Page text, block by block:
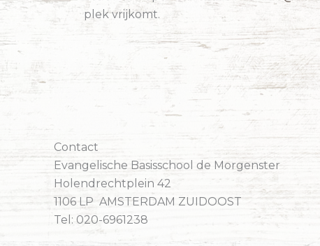
plek vrijkomt.
Contact
Evangelische Basisschool de Morgenster
Holendrechtplein 42
1106 LP AMSTERDAM ZUIDOOST
Tel: 020-6961238